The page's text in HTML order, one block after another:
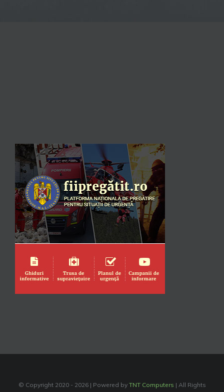
© Copyright 2020 - 2026 | Powered by TNT Computers | All Rights